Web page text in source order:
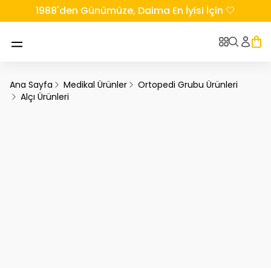
1988'den Günümüze, Daima En İyisi İçin 🤍
Ana Sayfa Medikal Ürünler
Ortopedi Grubu Ürünleri
Alçı Ürünleri